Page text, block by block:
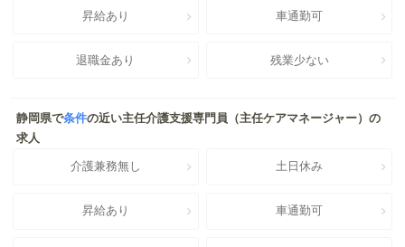
昇給あり 車通勤可
退職金あり 残業少ない
静岡県で条件の近い主任介護支援専門員（主任ケアマネージャー）の
求人
介護兼務無し 土日休み
昇給あり 車通勤可